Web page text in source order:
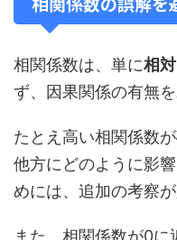
相関係数は、単に相
ず、因果関係の有無
たとえ高い相関係数
他方にどのように影
めには、追加の考察が
また、相関係数が0